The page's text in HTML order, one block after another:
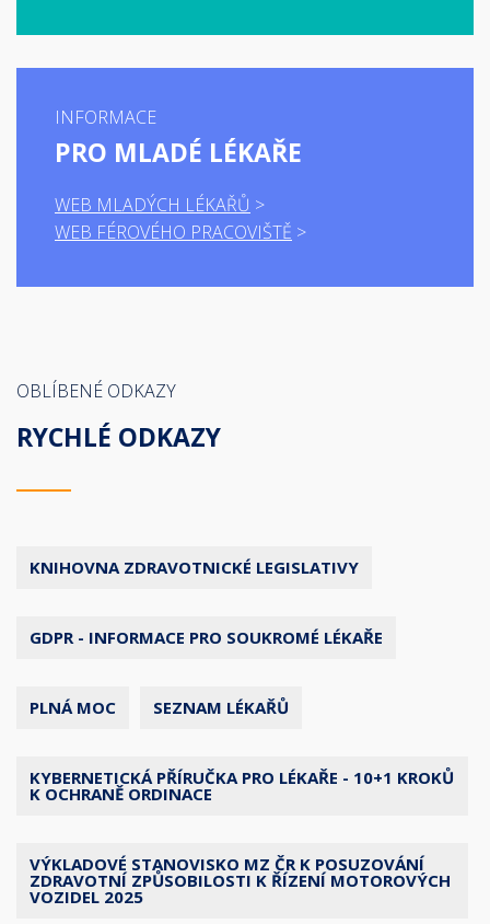
INFORMACE
PRO MLADÉ LÉKAŘE
WEB MLADÝCH LÉKAŘŮ
WEB FÉROVÉHO PRACOVIŠTĚ
OBLÍBENÉ ODKAZY
RYCHLÉ ODKAZY
KNIHOVNA ZDRAVOTNICKÉ LEGISLATIVY
GDPR - INFORMACE PRO SOUKROMÉ LÉKAŘE
PLNÁ MOC SEZNAM LÉKAŘŮ
KYBERNETICKÁ PŘÍRUČKA PRO LÉKAŘE - 10+1 KROKŮ
K OCHRANĚ ORDINACE
VÝKLADOVÉ STANOVISKO MZ ČR K POSUZOVÁNÍ
ZDRAVOTNÍ ZPŮSOBILOSTI K ŘÍZENÍ MOTOROVÝCH
VOZIDEL 2025